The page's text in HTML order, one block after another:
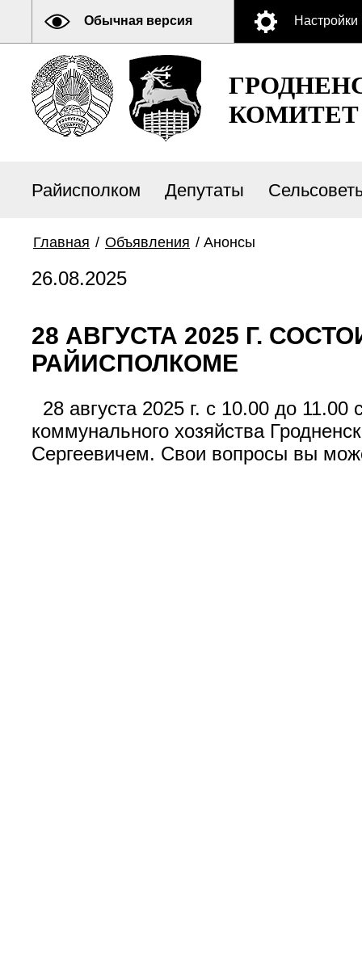
Обычная версия Настройки
КОМИТЕТ
Райисполком Депутаты
Главная / Объявления / Анонсы
26.08.2025
28 АВГУСТА 2025 Г.
РАЙИСПОЛКОМЕ
28 августа 2025 г. с 10.00 до
коммунального хозяйства
Сергеевичем. Свои вопросы вы